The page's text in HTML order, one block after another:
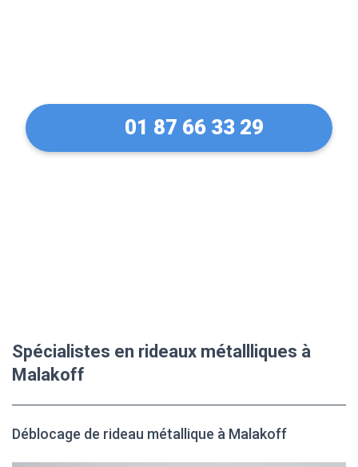
01 87 66 33 29
Spécialistes en rideaux métallliques à
Malakoff
Déblocage de rideau métallique à Malakoff